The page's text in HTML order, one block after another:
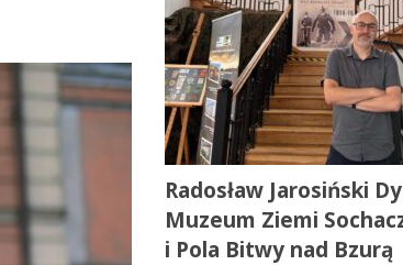
Radosław Jarosiński
Muzeum Ziemi
i Pola Bitwy nad Bzurą